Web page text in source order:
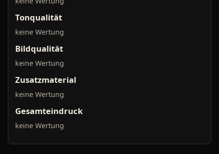
Tonqualität
keine Wertung
Bildqualität
keine Wertung
Zusatzmaterial
keine Wertung
Gesamteindruck
keine Wertung